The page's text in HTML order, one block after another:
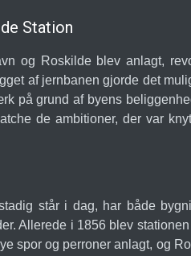
Station
og Roskilde blev anlagt,
af jernbanen gjorde det
på grund af byens
de ambitioner, der var
står i dag, har både
Allerede i 1856 blev
spor og perroner anlagt, og